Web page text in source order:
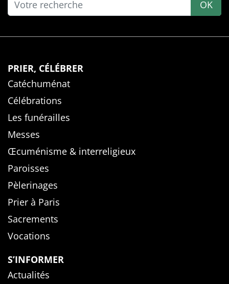
OK
PRIER, CÉLÉBRER
Catéchuménat
Célébrations
Les funérailles
Messes
Œcuménisme & interreligieux
Paroisses
Pèlerinages
Prier à Paris
Sacrements
Vocations
S’INFORMER
Actualités